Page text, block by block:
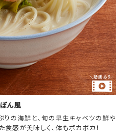
ん風
りの海鮮と、旬の早生キャベツの鮮や
食感が美味しく、体もポカポカ！